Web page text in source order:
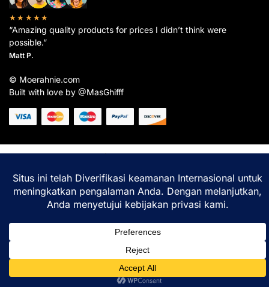
★★★★★
“Amazing quality products for prices I didn’t think were
possible.”
Matt P.
© Moerahnie.com
Built with love by @MasGhifff
Lacak
Moerahnie.com
pengalaman belanja terbaik Anda.